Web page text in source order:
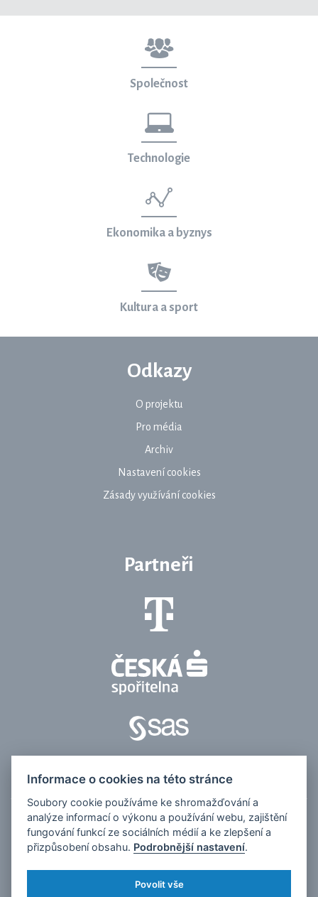
Společnost
Technologie
Ekonomika a byznys
Kultura a sport
Odkazy
O projektu
Pro média
Archiv
Nastavení cookies
Zásady využívání cookies
Partneři
© 2026, Česko v datech
Kontakt pro média:tomas.odstrcil@dfmg.cz
Sociální sítě:
Informace o cookies na této stránce
Soubory cookie používáme ke shromažďování a
analýze informací o výkonu a používání webu, zajištění
fungování funkcí ze sociálních médií a ke zlepšení a
přizpůsobení obsahu. Podrobnější nastavení.
Povolit vše